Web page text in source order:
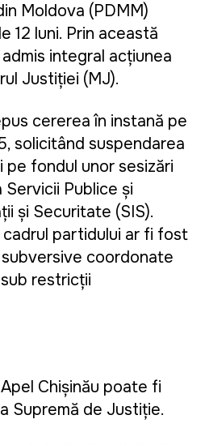
Moldova (PDMM)
12 luni. Prin această
integral acțiunea
Justiției (MJ).
cererea în instanță pe
solicitând suspendarea
fondul unor sesizări
Publice și
și Securitate (SIS).
partidului ar fi fost
coordonate
restricții
Chișinău poate fi
Supremă de Justiție.